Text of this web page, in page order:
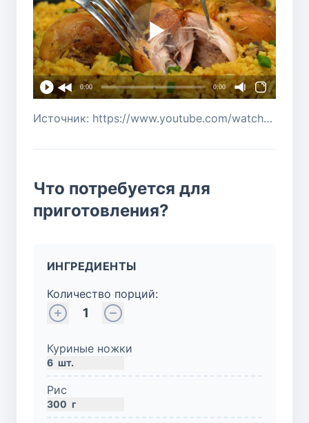
0:00 0:00
Источник: https://www.youtube.com/watch?v=jutH56k2aOg
Что потребуется для
приготовления?
ИНГРЕДИЕНТЫ
Количество порций:
1
Куриные ножки
6 шт.
Рис
300 г